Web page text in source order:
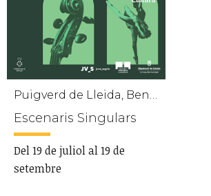
Puigverd de Lleida, Benavent de Segrià, Seròs, Massalcoreig, Almenar, Vilanova de la Barca, Montoliu de Lleida, Aitona
Escenaris Singulars
Del 19 de juliol al 19 de
setembre